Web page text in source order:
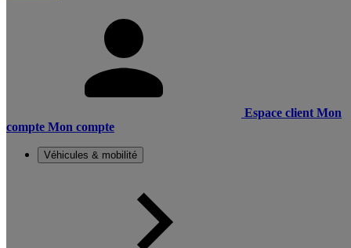
Espace client Mon
compte Mon compte
Véhicules & mobilité